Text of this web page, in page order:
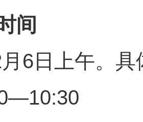
间
6日上午。具